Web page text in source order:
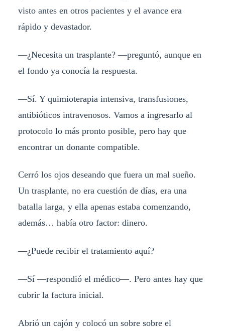
visto antes en otros pacientes y el avance era
rápido y devastador.
—¿Necesita un trasplante? —preguntó, aunque en
el fondo ya conocía la respuesta.
—Sí. Y quimioterapia intensiva, transfusiones,
antibióticos intravenosos. Vamos a ingresarlo al
protocolo lo más pronto posible, pero hay que
encontrar un donante compatible.
Cerró los ojos deseando que fuera un mal sueño.
Un trasplante, no era cuestión de días, era una
batalla larga, y ella apenas estaba comenzando,
además… había otro factor: dinero.
—¿Puede recibir el tratamiento aquí?
—Sí —respondió el médico—. Pero antes hay que
cubrir la factura inicial.
Abrió un cajón y colocó un sobre sobre el